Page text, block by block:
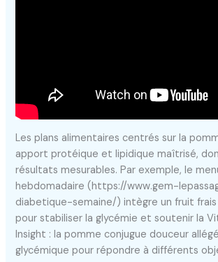
Les plans alimentaires centrés sur la
apport protéique et lipidique maîtrisé,
résultats mesurables. Par exemple, le
hebdomadaire (https://www.gem-
diabetique-semaine/) intègre un fruit frais
pour stabiliser la glycémie et soutenir la
Insight : la pomme conjugue douceur
glycémique pour répondre à différents